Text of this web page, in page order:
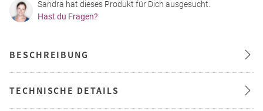
Sandra hat dieses Produkt für Dich ausgesucht.
Hast du Fragen?
BESCHREIBUNG
TECHNISCHE DETAILS